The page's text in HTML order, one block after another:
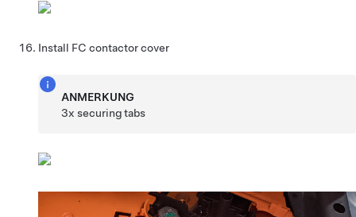
Install FC contactor cover
ANMERKUNG
3x securing tabs